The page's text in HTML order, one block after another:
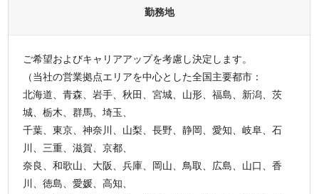
勤務地
ご希望およびキャリアアップを考慮し決定します。
（当社の営業拠点エリアを中心とした全国主要都市：
北海道、青森、岩手、秋田、宮城、山形、福島、新潟、茨
城、栃木、群馬、埼玉、
千葉、東京、神奈川、山梨、長野、静岡、愛知、岐阜、石
川、三重、滋賀、京都、
奈良、和歌山、大阪、兵庫、岡山、鳥取、広島、山口、香
川、徳島、愛媛、高知、